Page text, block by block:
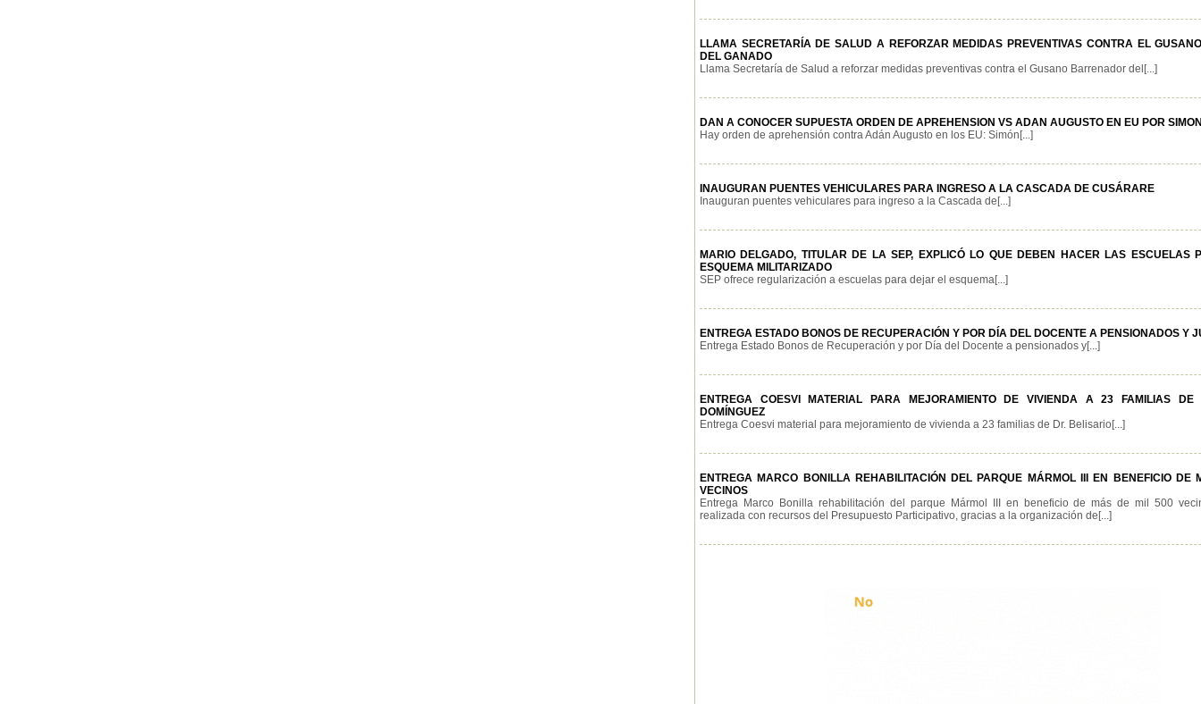
LLAMA SECRETARÍA DE SALUD A REFORZAR MEDIDAS PREVENTIVAS CONTRA EL
DEL GANADO
Llama Secretaría de Salud a reforzar medidas preventivas contra el Gusano Barrenador del[...]
DAN A CONOCER SUPUESTA ORDEN DE APREHENSION VS ADAN AUGUSTO EN EU POR
Hay orden de aprehensión contra Adán Augusto en los EU: Simón[...]
INAUGURAN PUENTES VEHICULARES PARA INGRESO A LA CASCADA DE CUSÁRARE
Inauguran puentes vehiculares para ingreso a la Cascada de[...]
MARIO DELGADO, TITULAR DE LA SEP, EXPLICÓ LO QUE DEBEN HACER LAS ESCUELAS
ESQUEMA MILITARIZADO
SEP ofrece regularización a escuelas para dejar el esquema[...]
ENTREGA ESTADO BONOS DE RECUPERACIÓN Y POR DÍA DEL DOCENTE A PENSIONADOS Y
Entrega Estado Bonos de Recuperación y por Día del Docente a pensionados y[...]
ENTREGA COESVI MATERIAL PARA MEJORAMIENTO DE VIVIENDA A 23 FAMILIAS DE
DOMÍNGUEZ
Entrega Coesvi material para mejoramiento de vivienda a 23 familias de Dr. Belisario[...]
ENTREGA MARCO BONILLA REHABILITACIÓN DEL PARQUE MÁRMOL III EN BENEFICIO DE
VECINOS
Entrega Marco Bonilla rehabilitación del parque Mármol III en beneficio de más de mil 500
realizada con recursos del Presupuesto Participativo, gracias a la organización de[...]